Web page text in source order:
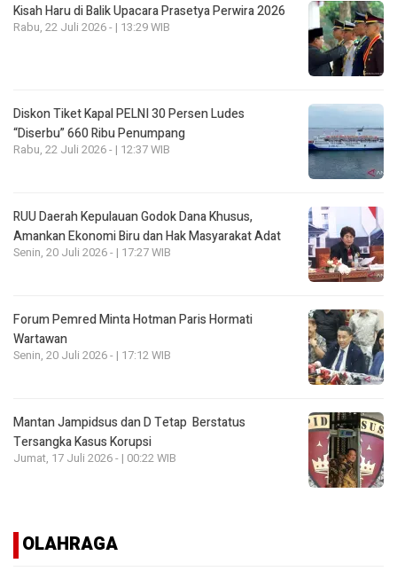
Kisah Haru di Balik Upacara Prasetya Perwira 2026
Rabu, 22 Juli 2026 - | 13:29 WIB
Diskon Tiket Kapal PELNI 30 Persen Ludes
“Diserbu” 660 Ribu Penumpang
Rabu, 22 Juli 2026 - | 12:37 WIB
RUU Daerah Kepulauan Godok Dana Khusus,
Amankan Ekonomi Biru dan Hak Masyarakat Adat
Senin, 20 Juli 2026 - | 17:27 WIB
Forum Pemred Minta Hotman Paris Hormati
Wartawan
Senin, 20 Juli 2026 - | 17:12 WIB
Mantan Jampidsus dan D Tetap Berstatus
Tersangka Kasus Korupsi
Jumat, 17 Juli 2026 - | 00:22 WIB
OLAHRAGA